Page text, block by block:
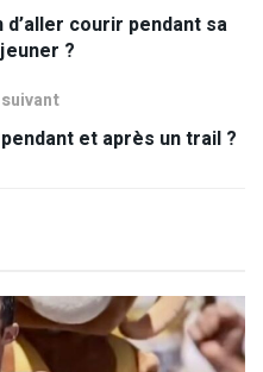
courir pendant sa
?
et après un trail ?